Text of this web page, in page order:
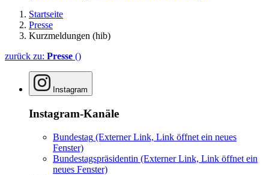
Startseite
Presse
Kurzmeldungen (hib)
zurück zu: Presse ()
Instagram
Instagram-Kanäle
Bundestag (Externer Link, Link öffnet ein neues
Fenster)
Bundestagspräsidentin (Externer Link, Link öffnet ein
neues Fenster)